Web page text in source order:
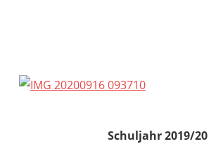
Schuljahr 2019/20